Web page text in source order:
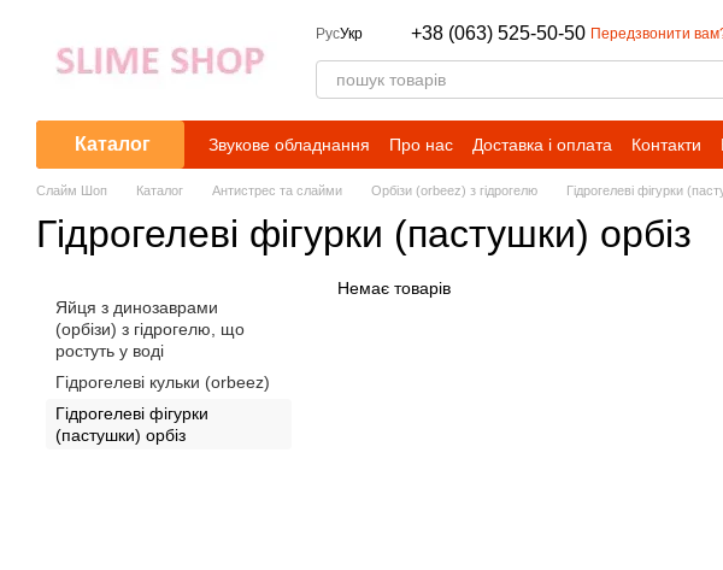
РусУкр +38 (063) 525-50-50 Передзвонити
Каталог Звукове обладнання Про нас Доставка і оплата Контакти
Слайм Шоп Каталог Антистрес та слайми Орбізи (orbeez) з гідрогелю Гідрогелеві фігурки
Гідрогелеві фігурки (пастушки) орбіз
Немає товарів
Яйця з динозаврами
(орбізи) з гідрогелю, що
ростуть у воді
Гідрогелеві кульки (orbeez)
Гідрогелеві фігурки
(пастушки) орбіз